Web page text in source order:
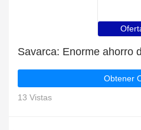
Obtener
13 Vistas